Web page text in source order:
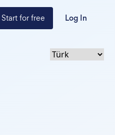
Start for free Log In